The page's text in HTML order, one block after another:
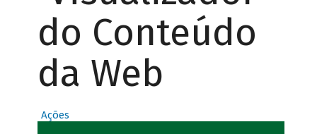
do Conteúdo
da Web
Ações